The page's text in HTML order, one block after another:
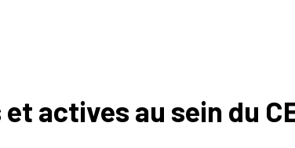
actives au sein du